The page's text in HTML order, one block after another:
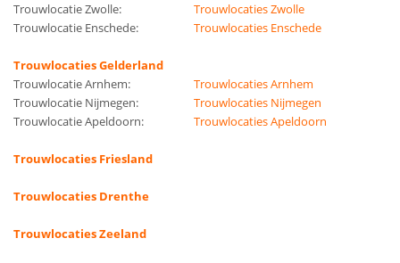
Trouwlocatie Zwolle:
Trouwlocaties Zwolle
Trouwlocatie Enschede:
Trouwlocaties Enschede
Trouwlocaties Gelderland
Trouwlocatie Arnhem:
Trouwlocaties Arnhem
Trouwlocatie Nijmegen:
Trouwlocaties Nijmegen
Trouwlocatie Apeldoorn:
Trouwlocaties Apeldoorn
Trouwlocaties Friesland
Trouwlocaties Drenthe
Trouwlocaties Zeeland